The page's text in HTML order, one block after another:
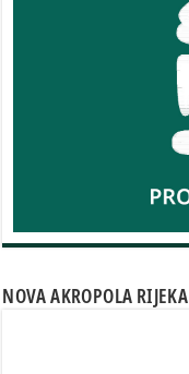
NOVA AKROPOLA RIJEKA